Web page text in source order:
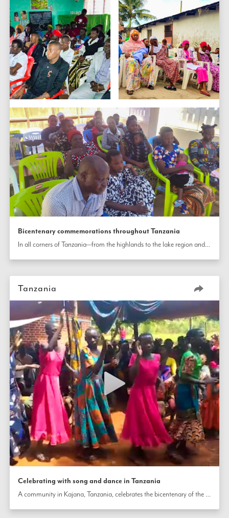
Bicentenary commemorations throughout Tanzania
In all corners of Tanzania—from the highlands to the lake region and communities in between—multigenerational gatherings are held in neighborhoods to commemorate the bicentenary of the birth of the Báb.
Tanzania
Celebrating with song and dance in Tanzania
A community in Kajana, Tanzania, celebrates the bicentenary of the birth of the Báb with song and dance.